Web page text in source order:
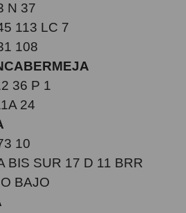
N 37
113 LC 7
108
36 P 1
24
10
BIS SUR 17 D 11 BRR
BAJO